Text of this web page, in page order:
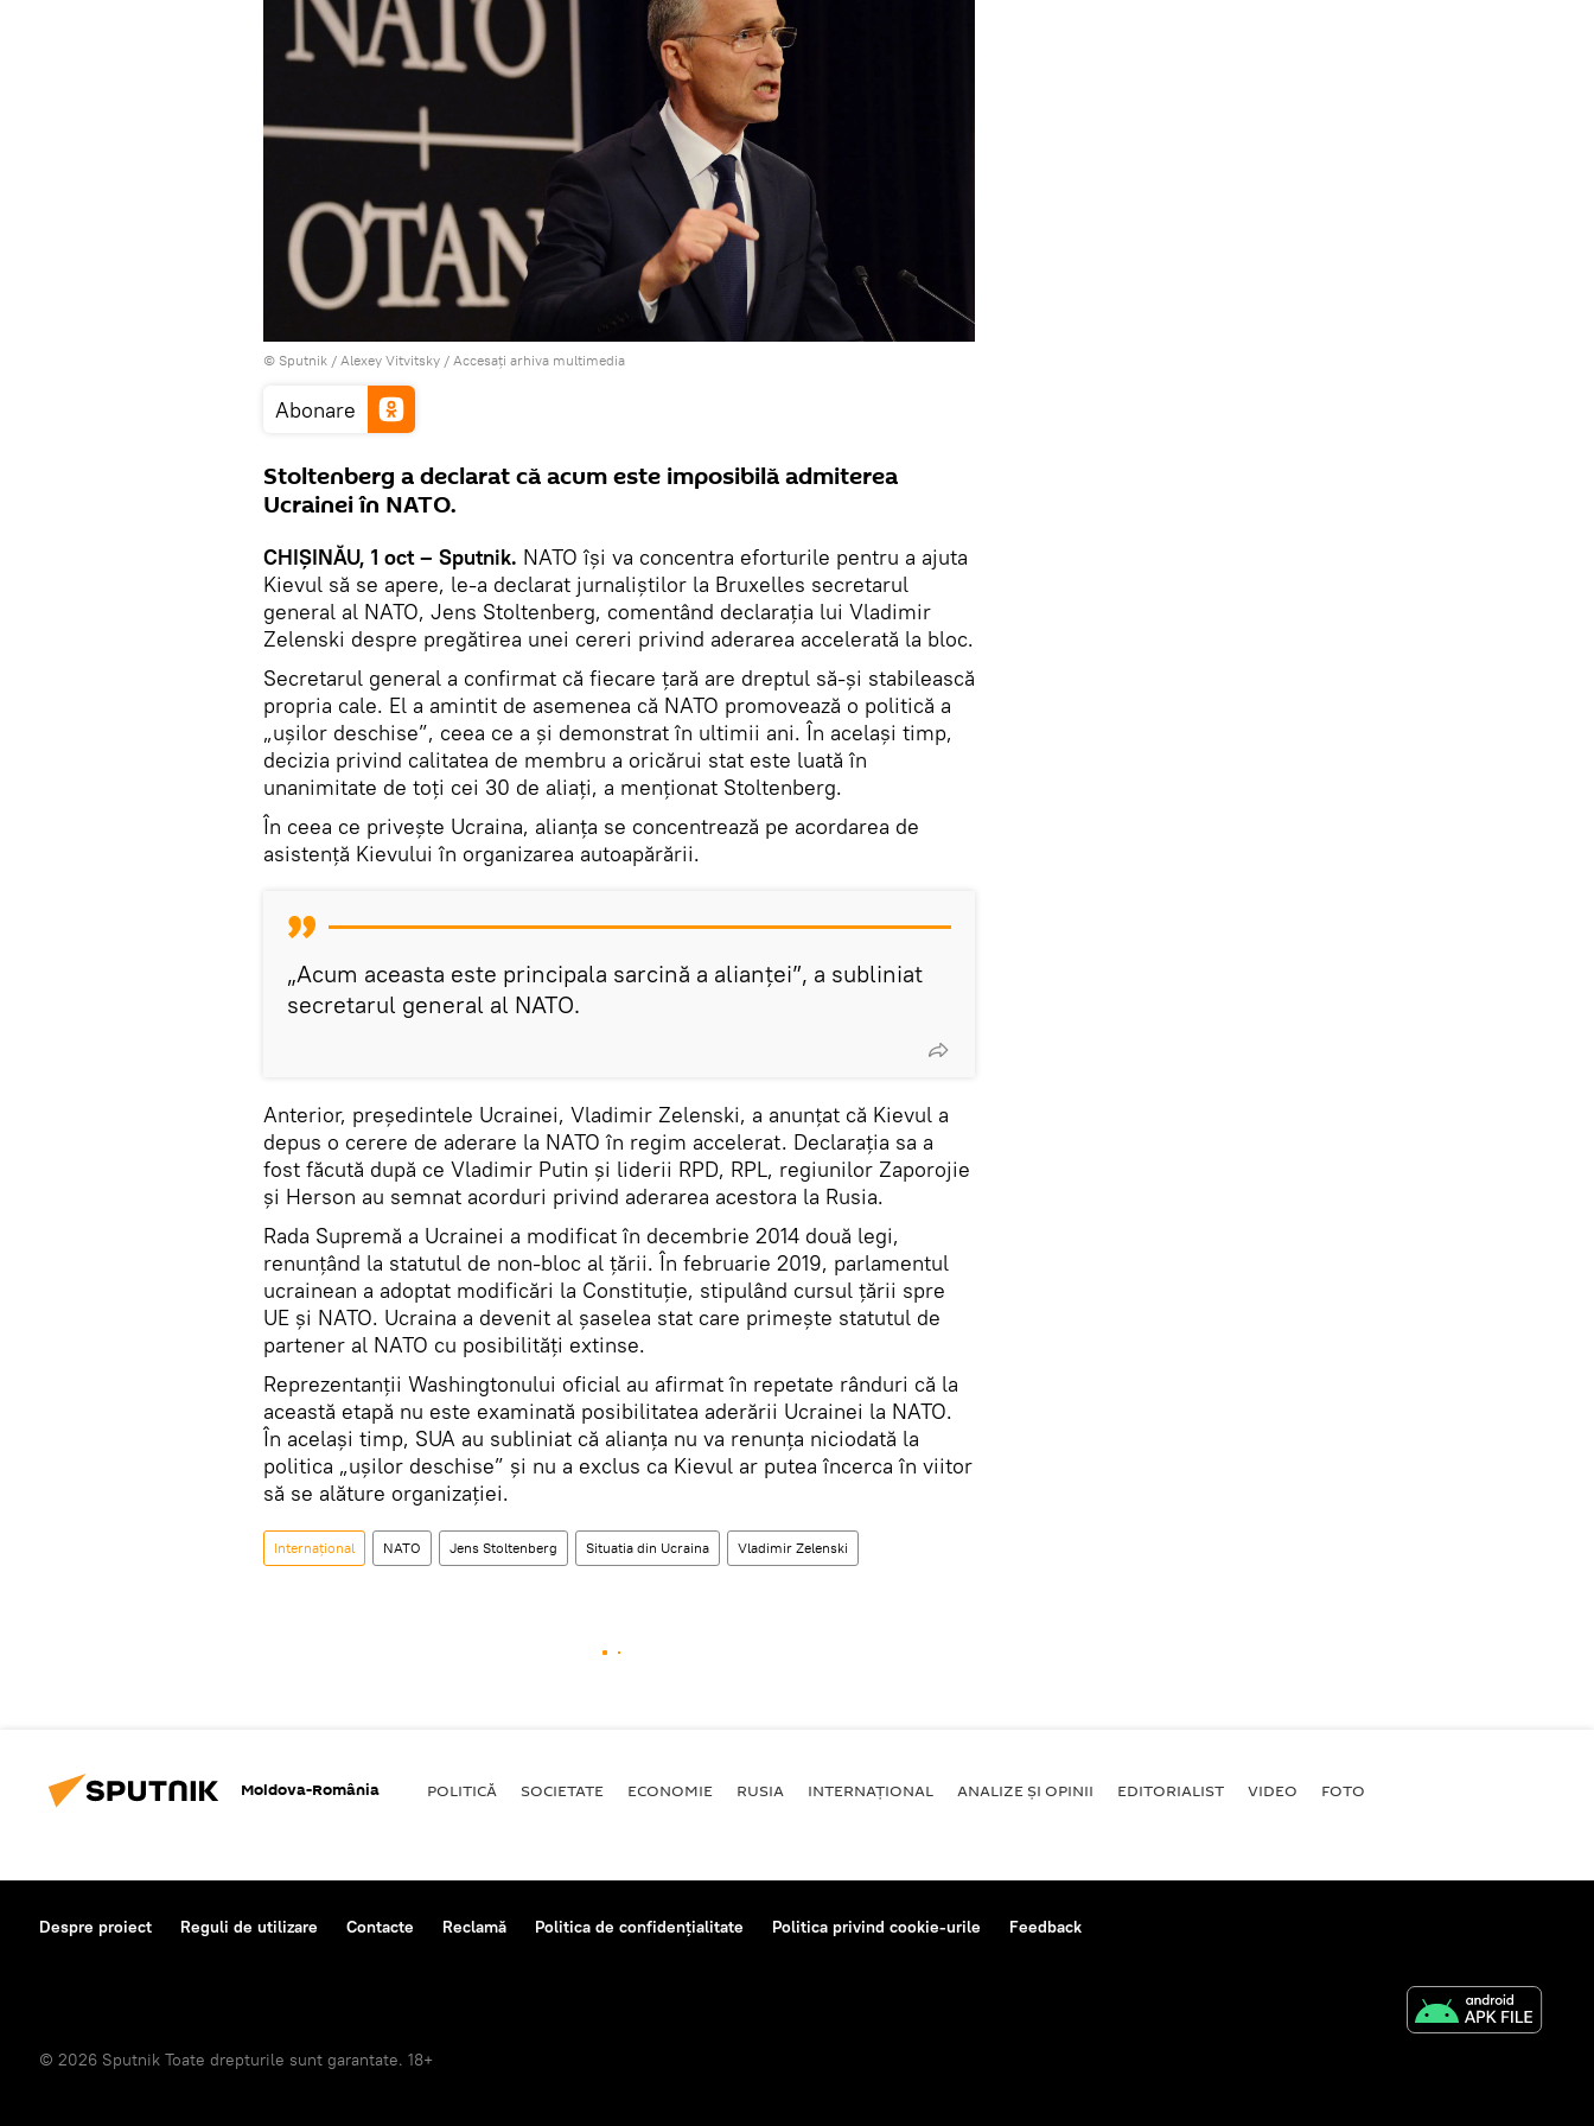
© Sputnik / Alexey Vitvitsky / Accesați arhiva multimedia
Abonare
Stoltenberg a declarat că acum este imposibilă admiterea
Ucrainei în NATO.
CHIȘINĂU, 1 oct – Sputnik. NATO își va concentra eforturile pentru a ajuta
Kievul să se apere, le-a declarat jurnaliștilor la Bruxelles secretarul
general al NATO, Jens Stoltenberg, comentând declaraţia lui Vladimir
Zelenski despre pregătirea unei cereri privind aderarea accelerată la bloc.
Secretarul general a confirmat că fiecare țară are dreptul să-și stabilească
propria cale. El a amintit de asemenea că NATO promovează o politică a
„uşilor deschise”, ceea ce a și demonstrat în ultimii ani. În același timp,
decizia privind calitatea de membru a oricărui stat este luată în
unanimitate de toți cei 30 de aliați, a menționat Stoltenberg.
În ceea ce privește Ucraina, alianța se concentrează pe acordarea de
asistență Kievului în organizarea autoapărării.
„Acum aceasta este principala sarcină a alianței”, a subliniat
secretarul general al NATO.
Anterior, președintele Ucrainei, Vladimir Zelenski, a anunțat că Kievul a
depus o cerere de aderare la NATO în regim accelerat. Declarația sa a
fost făcută după ce Vladimir Putin și liderii RPD, RPL, regiunilor Zaporojie
și Herson au semnat acorduri privind aderarea acestora la Rusia.
Rada Supremă a Ucrainei a modificat în decembrie 2014 două legi,
renunțând la statutul de non-bloc al țării. În februarie 2019, parlamentul
ucrainean a adoptat modificări la Constituție, stipulând cursul țării spre
UE și NATO. Ucraina a devenit al șaselea stat care primește statutul de
partener al NATO cu posibilități extinse.
Reprezentanții Washingtonului oficial au afirmat în repetate rânduri că la
această etapă nu este examinată posibilitatea aderării Ucrainei la NATO.
În același timp, SUA au subliniat că alianța nu va renunța niciodată la
politica „ușilor deschise” și nu a exclus ca Kievul ar putea încerca în viitor
să se alăture organizației.
Internaţional NATO Jens Stoltenberg Situatia din Ucraina Vladimir Zelenski
Moldova-România POLITICĂ SOCIETATE ECONOMIE RUSIA INTERNAŢIONAL ANALIZE ȘI OPINII EDITORIALIST VIDEO FOTO
Despre proiect Reguli de utilizare Contacte Reclamă Politica de confidențialitate Politica privind cookie-urile Feedback
© 2026 Sputnik Toate drepturile sunt garantate. 18+